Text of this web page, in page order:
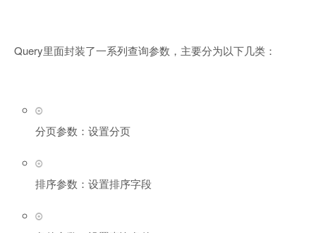
Query里面封装了一系列查询参数，主要分为以下几类：
分页参数：设置分页
排序参数：设置排序字段